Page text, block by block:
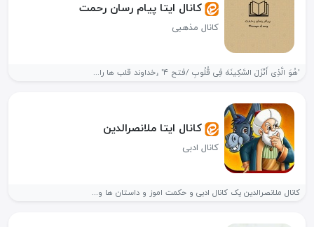
کانال ایتا پیام رسان رحمت
کانال مذهبی
'هُوَ الَّذِی أَنْزَلَ السَّکِینَهَ فِی قُلُوبِ /فتح ۴' ⸤خداوند قلب ها را...
کانال ایتا ملانصرالدین
کانال ادبی
کانال ملانصرالدین یک کانال ادبی و حکمت اموز و داستان ها و...